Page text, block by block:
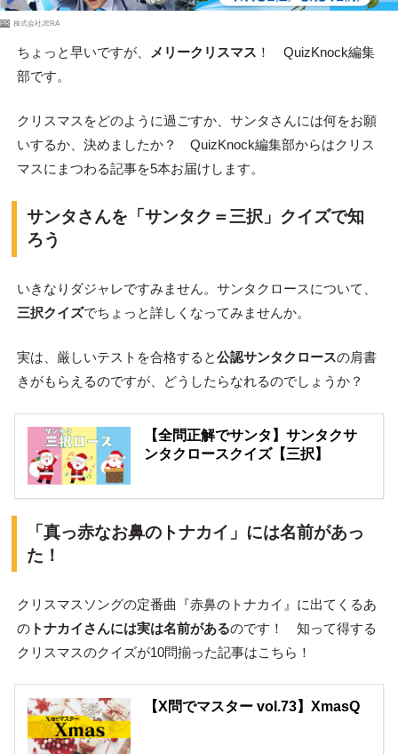
PR 株式会社JERA
ちょっと早いですが、 メリークリスマス ！ QuizKnock編集
部です。
クリスマスをどのように過ごすか、サンタさんには何をお願
いするか、決めましたか？ QuizKnock編集部からはクリス
マスにまつわる記事を5本お届けします。
サンタさんを「サンタク＝三択」クイズで知
ろう
いきなりダジャレですみません。サンタクロースについて、
三択クイズでちょっと詳しくなってみませんか。
実は、厳しいテストを合格すると公認サンタクロースの肩書
きがもらえるのですが、どうしたらなれるのでしょうか？
【全問正解でサンタ】サンタクサ
ンタクロースクイズ【三択】
「真っ赤なお鼻のトナカイ」には名前があっ
た！
クリスマスソングの定番曲『赤鼻のトナカイ』に出てくるあ
のトナカイさんには実は名前があるのです！ 知って得する
クリスマスのクイズが10問揃った記事はこちら！
【X問でマスター vol.73】XmasQ